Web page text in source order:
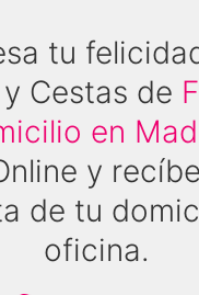
tu
Cestas de
en
y
de tu
oficina.